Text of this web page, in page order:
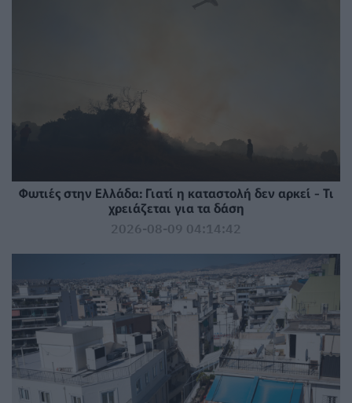
Φωτιές στην Ελλάδα: Γιατί η καταστολή δεν αρκεί - Τι
χρειάζεται για τα δάση
2026-08-09 04:14:42